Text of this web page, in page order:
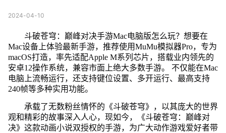
2024-04-10
斗破苍穹：巅峰对决手游Mac电脑版怎么玩？想要在
Mac设备上体验最新手游，推荐使用MuMu模拟器Pro，专为
macOS打造，率先适配Apple M系列芯片，搭载业内领先的
安卓12操作系统，兼容市面上绝大多数手游。 不仅能在Mac
电脑上流畅运行，还支持键位设置、多开运行、最高支持
240帧等多种实用功能。
承载了无数粉丝情怀的《斗破苍穹》，以其庞大的世界
观和精彩的故事深入人心，现如今，《斗破苍穹：巅峰对
决》这款动画小说双授权的手游，为广大动作游戏爱好者带